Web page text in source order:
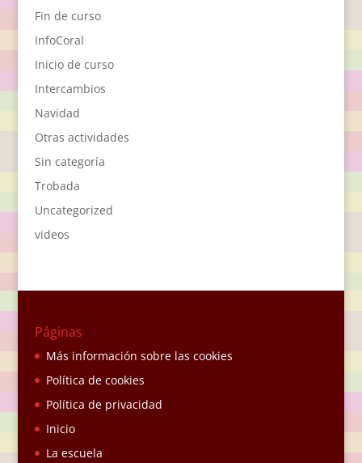
Fin de curso
InfoCoral
Inicio de curso
Intercambios
Navidad
Otras actividades
Sin categoría
Trobada
Uncategorized
videos
Páginas
Más información sobre las cookies
Política de cookies
Política de privacidad
Inicio
La escuela